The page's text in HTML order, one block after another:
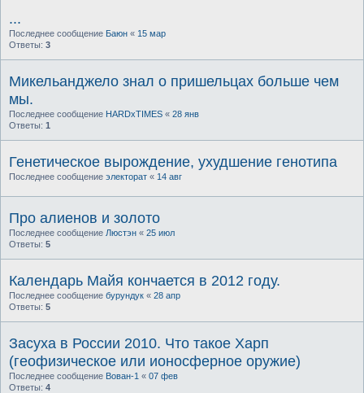
...
Последнее сообщение Баюн « 15 мар
Ответы: 3
Микельанджело знал о пришельцах больше чем
мы.
Последнее сообщение HARDxTIMES « 28 янв
Ответы: 1
Генетическое вырождение, ухудшение генотипа
Последнее сообщение электорат « 14 авг
Про алиенов и золото
Последнее сообщение Люстэн « 25 июл
Ответы: 5
Календарь Майя кончается в 2012 году.
Последнее сообщение бурундук « 28 апр
Ответы: 5
Засуха в России 2010. Что такое Харп
(геофизическое или ионосферное оружие)
Последнее сообщение Вован-1 « 07 фев
Ответы: 4